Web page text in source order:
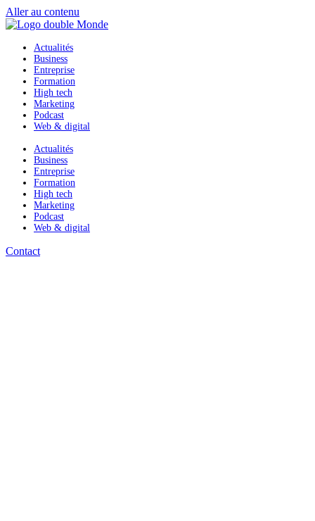
Aller au contenu
Actualités
Business
Entreprise
Formation
High tech
Marketing
Podcast
Web & digital
Actualités
Business
Entreprise
Formation
High tech
Marketing
Podcast
Web & digital
Contact